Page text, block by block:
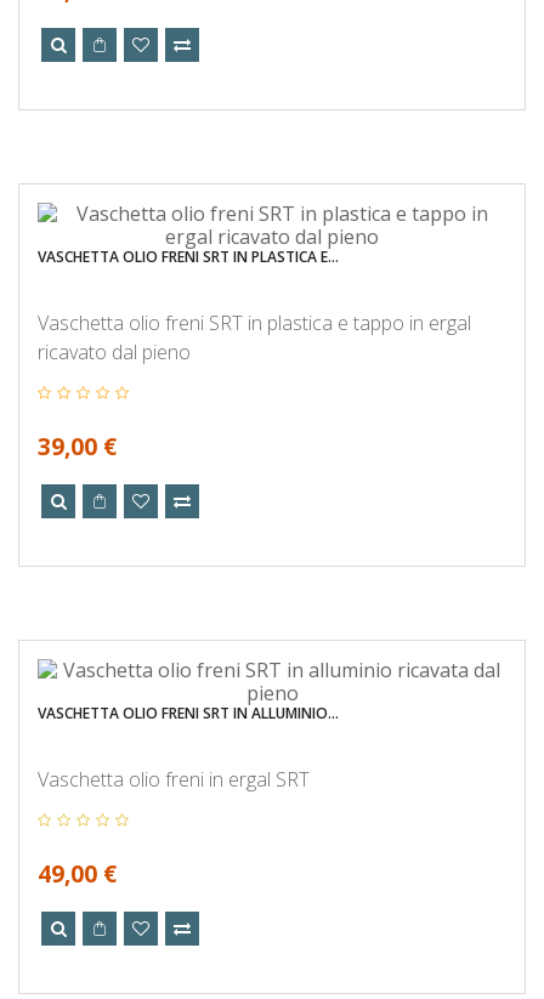
VASCHETTA OLIO FRENI SRT IN PLASTICA E...
Vaschetta olio freni SRT in plastica e tappo in ergal
ricavato dal pieno
39,00 €
VASCHETTA OLIO FRENI SRT IN ALLUMINIO...
Vaschetta olio freni in ergal SRT
49,00 €